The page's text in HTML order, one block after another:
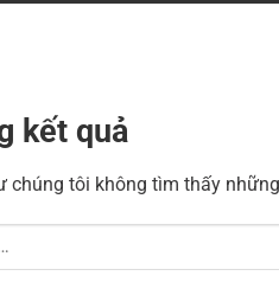
kết quả
chúng tôi không tìm thấy